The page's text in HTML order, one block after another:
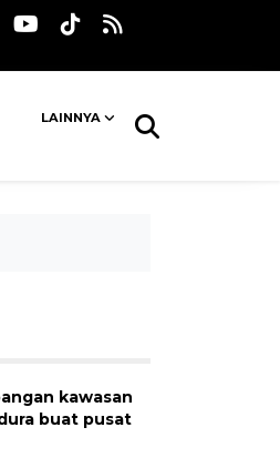
LAINNYA
kawasan
buat pusat